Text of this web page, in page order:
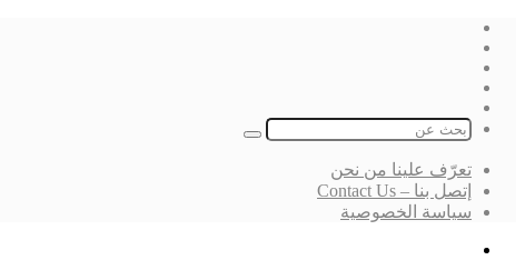
بحث
تعرّف علينا من نحن
إتصل بنا – Contact Us
سياسة الخصوصية